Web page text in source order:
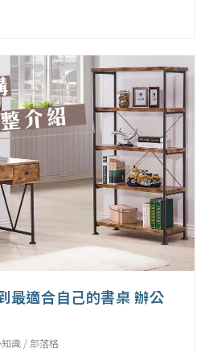
最適合自己的書桌 辦公
識 / 部落格